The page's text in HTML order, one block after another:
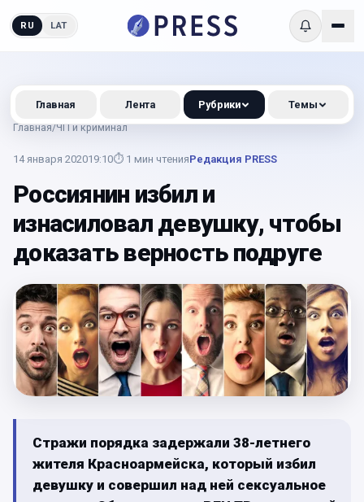
RU LAT
Главная/ЧП и криминал
14 января 202019:10⏱ 1 мин чтенияРедакция PRESS
Россиянин избил и
изнасиловал девушку, чтобы
доказать верность подруге
Стражи порядка задержали 38-летнего
жителя Красноармейска, который избил
девушку и совершил над ней сексуальное
Главная Лента Рубрики Темы